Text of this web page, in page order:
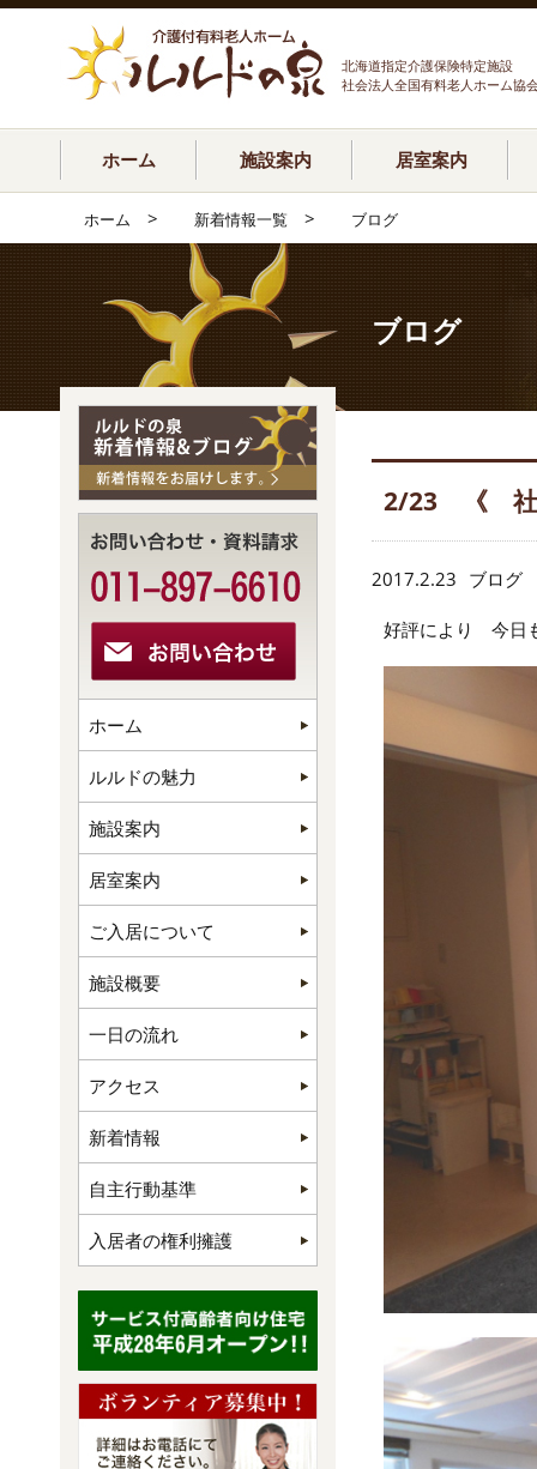
北海道指定介護保険特定施設
社会法人全国有料老人ホーム協
ホーム 施設案内 居室案内
ホーム > 新着情報一覧 > ブログ
ブログ
2/23 《 社
2017.2.23 ブログ
好評により 今日
ホーム
ルルドの魅力
施設案内
居室案内
ご入居について
施設概要
一日の流れ
アクセス
新着情報
自主行動基準
入居者の権利擁護